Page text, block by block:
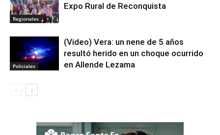
Regionales
Expo Rural de Reconquista
Policiales
(Video) Vera: un nene de 5 años
resultó herido en un choque ocurrido
en Allende Lezama